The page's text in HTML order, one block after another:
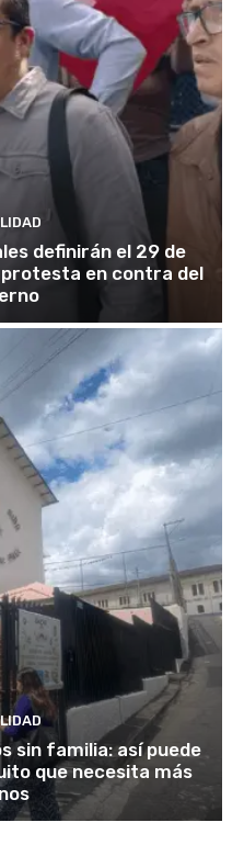
definirán el 29 de
en contra del
sin familia: así puede
que necesita más